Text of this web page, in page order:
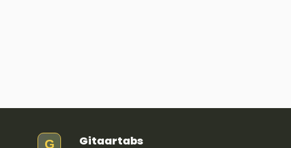
G Gitaartabs